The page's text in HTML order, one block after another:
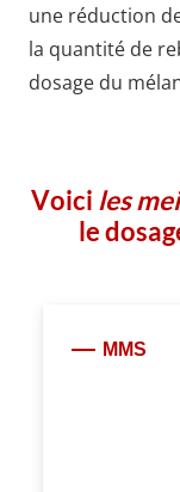
une réduction
la quantité de
dosage du
Voici les
le
MMS